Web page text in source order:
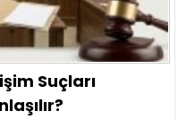
Suçları